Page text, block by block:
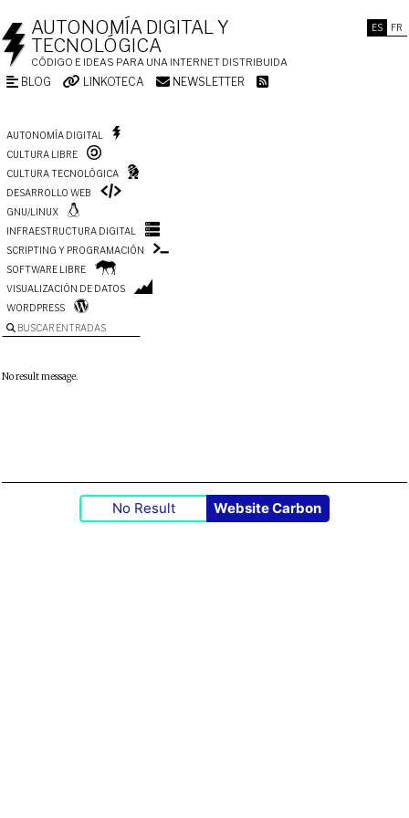
ES FR
AUTONOMÍA DIGITAL Y
TECNOLÓGICA
CÓDIGO E IDEAS PARA UNA INTERNET DISTRIBUIDA
BLOG LINKOTECA NEWSLETTER
AUTONOMÍA DIGITAL
CULTURA LIBRE
CULTURA TECNOLÓGICA
DESARROLLO WEB
GNU/LINUX
INFRAESTRUCTURA DIGITAL
SCRIPTING Y PROGRAMACIÓN
SOFTWARE LIBRE
VISUALIZACIÓN DE DATOS
WORDPRESS
BUSCAR ENTRADAS
No result message.
No Result Website Carbon